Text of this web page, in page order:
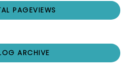
PAGEVIEWS
ARCHIVE